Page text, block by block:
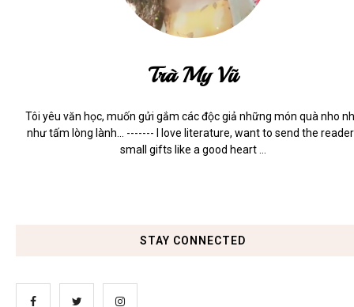
Trà My Vũ
Tôi yêu văn học, muốn gửi gắm các độc giả những món quà nho
như tấm lòng lành... ------- I love literature, want to send the
small gifts like a good heart ...
STAY CONNECTED